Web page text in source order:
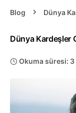
Blog Dünya
Dünya Kardeşler
Okuma süresi: